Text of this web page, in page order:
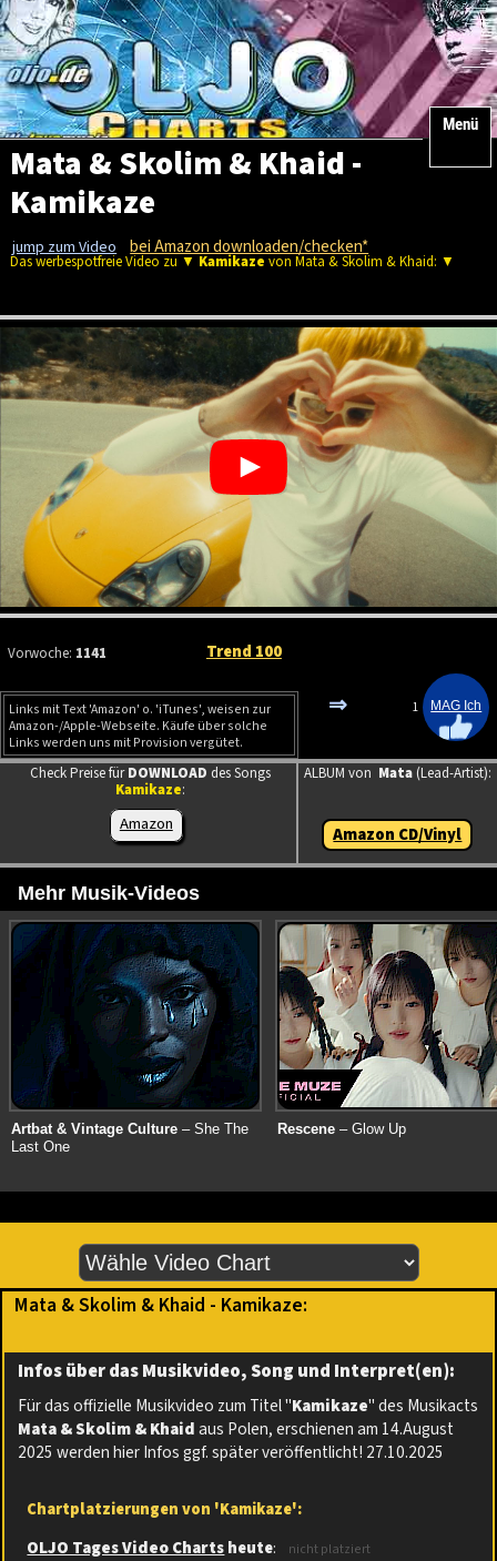
Menü
Mata & Skolim & Khaid -
Kamikaze
jump zum Video bei Amazon downloaden/checken*
Das werbespotfreie Video zu ▼ Kamikaze von Mata & Skolim & Khaid: ▼
Vorwoche: 1141 Trend 100
Links mit Text 'Amazon' o. 'iTunes', weisen zur
Amazon-/Apple-Webseite. Käufe über solche
Links werden uns mit Provision vergütet.
⇒ 1
Check Preise fürDOWNLOAD des Songs
Kamikaze:
Amazon
ALBUM von Mata(Lead-Artist):
Amazon CD/Vinyl
Mehr Musik-Videos
Artbat & Vintage Culture – She The
Last One
Rescene – Glow Up
Mata & Skolim & Khaid - Kamikaze:
Infos über das Musikvideo, Song und Interpret(en):
Für das offizielle Musikvideo zum Titel "Kamikaze" des Musikacts
Mata & Skolim & Khaidaus Polen, erschienen am 14.August
2025 werden hier Infos ggf. später veröffentlicht! 27.10.2025
Chartplatzierungen von 'Kamikaze':
OLJO Tages Video Chartsheute: nicht platziert